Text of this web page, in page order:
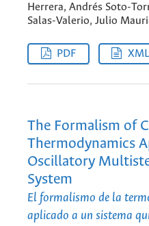
Herrera, Andrés Soto-
Salas-Valerio, Julio
PDF XML
The Formalism of
Thermodynamics
Oscillatory
System
El formalismo de la
aplicado a un sistema